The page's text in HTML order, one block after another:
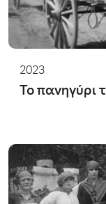
2023
Το πανηγύρι